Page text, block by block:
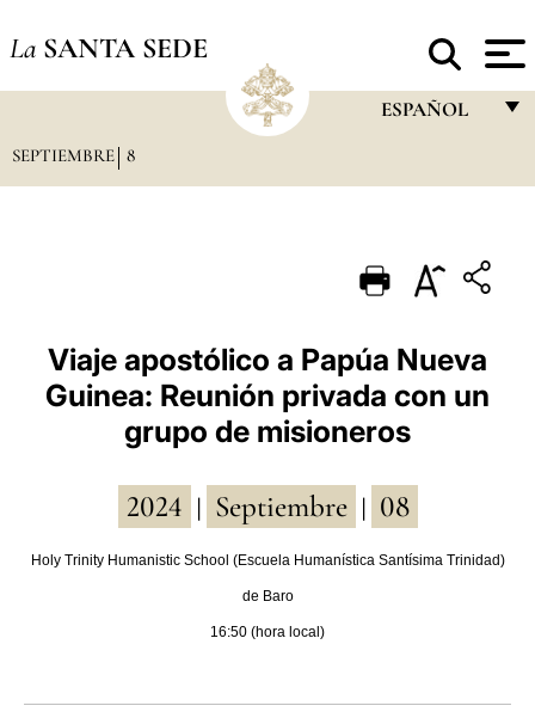
La SANTA SEDE
ESPAÑOL
PORTUGUÊS
ESPAÑOL
DEUTSCH
POLSKI
العربيّة
中文
SEPTIEMBRE 8
Viaje apostólico a Papúa Nueva
Guinea: Reunión privada con un
grupo de misioneros
2024 Septiembre 08
Holy Trinity Humanistic School (Escuela Humanística Santísima Trinidad)
de Baro
16:50 (hora local)